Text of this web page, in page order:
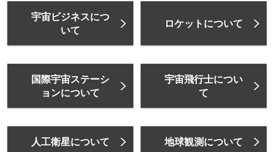
宇宙ビジネスにつ
いて
ロケットについて
国際宇宙ステーシ
ョンについて
宇宙飛行士につい
て
人工衛星について 地球観測について